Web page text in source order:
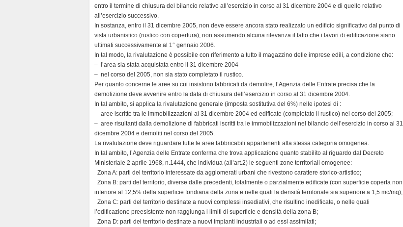
entro il termine di chiusura del bilancio relativo all’esercizio in corso al 31 dicembre 2004 e di quello relativo
all’esercizio successivo.
In sostanza, entro il 31 dicembre 2005, non deve essere ancora stato realizzato un edificio significativo dal punto di
vista urbanistico (rustico con copertura), non assumendo alcuna rilevanza il fatto che i lavori di edificazione siano
ultimati successivamente al 1° gennaio 2006.
In tal modo, la rivalutazione è possibile con riferimento a tutto il magazzino delle imprese edili, a condizione che:
– l’area sia stata acquistata entro il 31 dicembre 2004
– nel corso del 2005, non sia stato completato il rustico.
Per quanto concerne le aree su cui insistono fabbricati da demolire, l’Agenzia delle Entrate precisa che la
demolizione deve avvenire entro la data di chiusura dell’esercizio in corso al 31 dicembre 2004.
In tal ambito, si applica la rivalutazione generale (imposta sostitutiva del 6%) nelle ipotesi di :
– aree iscritte tra le immobilizzazioni al 31 dicembre 2004 ed edificate (completato il rustico) nel corso del 2005;
– aree risultanti dalla demolizione di fabbricati iscritti tra le immobilizzazioni nel bilancio dell’esercizio in corso al 31
dicembre 2004 e demoliti nel corso del 2005.
La rivalutazione deve riguardare tutte le aree fabbricabili appartenenti alla stessa categoria omogenea.
In tal ambito, l’Agenzia delle Entrate conferma che trova applicazione quanto stabilito al riguardo dal Decreto
Ministeriale 2 aprile 1968, n.1444, che individua (all’art.2) le seguenti zone territoriali omogenee:
 Zona A: parti del territorio interessate da agglomerati urbani che rivestono carattere storico-artistico;
 Zona B: parti del territorio, diverse dalle precedenti, totalmente o parzialmente edificate (con superficie coperta non
inferiore al 12,5% della superficie fondiaria della zona e nelle quali la densità territoriale sia superiore a 1,5 mc/mq);
 Zona C: parti del territorio destinate a nuovi complessi insediativi, che risultino inedificate, o nelle quali
l’edificazione preesistente non raggiunga i limiti di superficie e densità della zona B;
 Zona D: parti del territorio destinate a nuovi impianti industriali o ad essi assimilati;